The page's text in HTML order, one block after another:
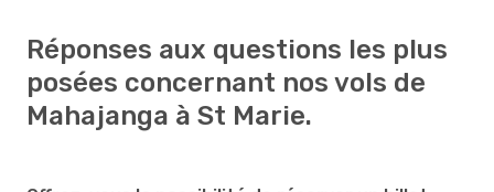
Réponses aux questions les plus
posées concernant nos vols de
Mahajanga à St Marie.